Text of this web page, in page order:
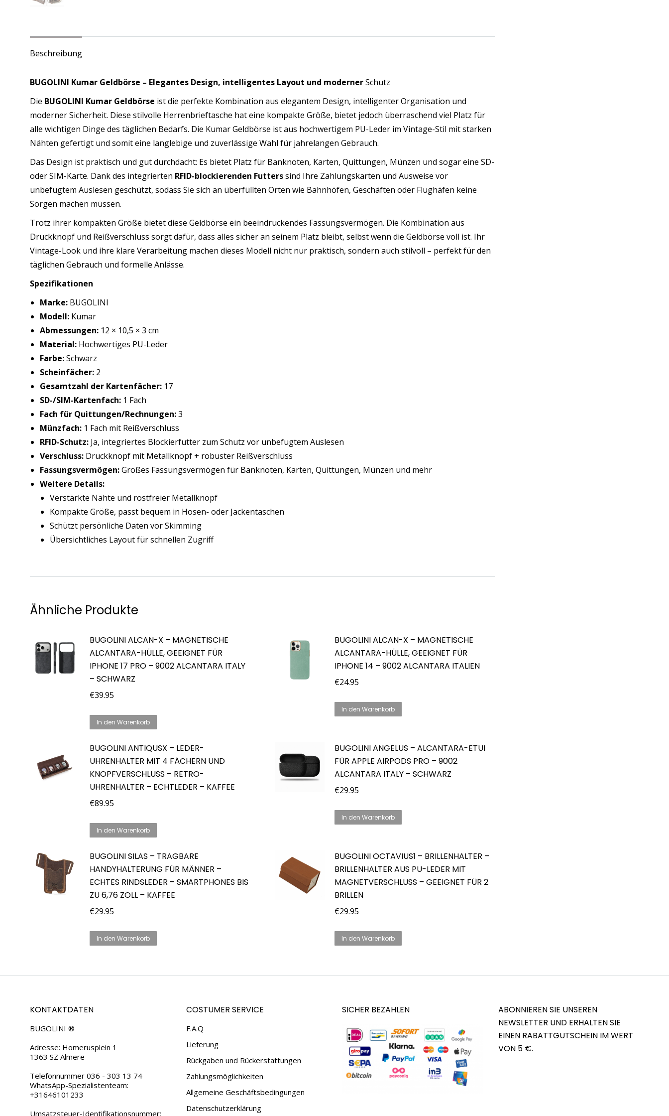
Fächer
Menge
Beschreibung
BUGOLINI Kumar Geldbörse – Elegantes Design, intelligentes Layout und modernerSchutz
Die BUGOLINI Kumar Geldbörse ist die perfekte Kombination aus elegantem Design, intelligenter Organisation und
moderner Sicherheit. Diese stilvolle Herrenbrieftasche hat eine kompakte Größe, bietet jedoch überraschend viel Platz für
alle wichtigen Dinge des täglichen Bedarfs. Die Kumar Geldbörse ist aus hochwertigem PU-Leder im Vintage-Stil mit starken
Nähten gefertigt und somit eine langlebige und zuverlässige Wahl für jahrelangen Gebrauch.
Das Design ist praktisch und gut durchdacht: Es bietet Platz für Banknoten, Karten, Quittungen, Münzen und sogar eine SD-
oder SIM-Karte. Dank des integrierten RFID-blockierenden Futterssind Ihre Zahlungskarten und Ausweise vor
unbefugtem Auslesen geschützt, sodass Sie sich an überfüllten Orten wie Bahnhöfen, Geschäften oder Flughäfen keine
Sorgen machen müssen.
Trotz ihrer kompakten Größe bietet diese Geldbörse ein beeindruckendes Fassungsvermögen. Die Kombination aus
Druckknopf und Reißverschluss sorgt dafür, dass alles sicher an seinem Platz bleibt, selbst wenn die Geldbörse voll ist. Ihr
Vintage-Look und ihre klare Verarbeitung machen dieses Modell nicht nur praktisch, sondern auch stilvoll – perfekt für den
täglichen Gebrauch und formelle Anlässe.
Spezifikationen
Marke: BUGOLINI
Modell: Kumar
Abmessungen: 12 × 10,5 × 3 cm
Material: Hochwertiges PU-Leder
Farbe:Schwarz
Scheinfächer: 2
Gesamtzahl der Kartenfächer: 17
SD-/SIM-Kartenfach: 1 Fach
Fach für Quittungen/Rechnungen:3
Münzfach: 1 Fach mit Reißverschluss
RFID-Schutz: Ja, integriertes Blockierfutter zum Schutz vor unbefugtem Auslesen
Verschluss: Druckknopf mit Metallknopf + robuster Reißverschluss
Fassungsvermögen:Großes Fassungsvermögen für Banknoten, Karten, Quittungen, Münzen und mehr
Weitere Details:
Verstärkte Nähte und rostfreier Metallknopf
Kompakte Größe, passt bequem in Hosen- oder Jackentaschen
Schützt persönliche Daten vor Skimming
Übersichtliches Layout für schnellen Zugriff
Ähnliche Produkte
BUGOLINI ALCAN-X – MAGNETISCHE
ALCANTARA-HÜLLE, GEEIGNET FÜR
IPHONE 17 PRO – 9002 ALCANTARA ITALY
– SCHWARZ
€39.95
In den Warenkorb
BUGOLINI ALCAN-X – MAGNETISCHE
ALCANTARA-HÜLLE, GEEIGNET FÜR
IPHONE 14 – 9002 ALCANTARA ITALIEN
€24.95
In den Warenkorb
BUGOLINI ANTIQUSX – LEDER-
UHRENHALTER MIT 4 FÄCHERN UND
KNOPFVERSCHLUSS – RETRO-
UHRENHALTER – ECHTLEDER – KAFFEE
€89.95
In den Warenkorb
BUGOLINI ANGELUS – ALCANTARA-ETUI
FÜR APPLE AIRPODS PRO – 9002
ALCANTARA ITALY – SCHWARZ
€29.95
In den Warenkorb
BUGOLINI SILAS – TRAGBARE
HANDYHALTERUNG FÜR MÄNNER –
ECHTES RINDSLEDER – SMARTPHONES BIS
ZU 6,76 ZOLL – KAFFEE
€29.95
In den Warenkorb
BUGOLINI OCTAVIUS1 – BRILLENHALTER –
BRILLENHALTER AUS PU-LEDER MIT
MAGNETVERSCHLUSS – GEEIGNET FÜR 2
BRILLEN
€29.95
In den Warenkorb
KONTAKTDATEN
BUGOLINI ®
Adresse: Homerusplein 1
1363 SZ Almere
Telefonnummer 036 - 303 13 74
WhatsApp-Spezialistenteam:
+31646101233
Umsatzsteuer-Identifikationsnummer:
COSTUMER SERVICE
F.A.Q
Lieferung
Rückgaben und Rückerstattungen
Zahlungsmöglichkeiten
Allgemeine Geschäftsbedingungen
Datenschutzerklärung
SICHER BEZAHLEN
ABONNIEREN SIE UNSEREN
NEWSLETTER UND ERHALTEN SIE
EINEN RABATTGUTSCHEIN IM WERT
VON 5 €.